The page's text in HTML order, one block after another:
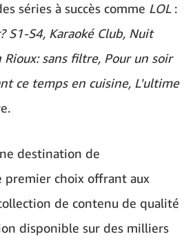
séries à succès comme LOL:
S1-S4, Karaoké Club, Nuit
Rioux: sans filtre, Pour un soir
ce temps en cuisine, L'ultime
destination de
choix offrant aux
de contenu de qualité
disponible sur des milliers